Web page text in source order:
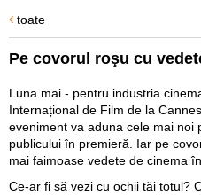
toate
Pe covorul roşu cu
Luna mai - pentru industria
Internațional de Film de la
eveniment va aduna cele mai noi
publicului în premieră. Iar pe
mai faimoase vedete de cinema
Ce-ar fi să vezi cu ochii tăi totul?